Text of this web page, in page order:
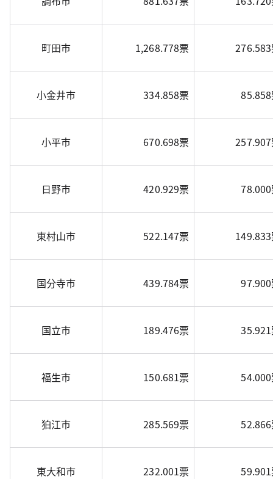
町田市 1,268.778票
小金井市 334.858票
小平市 670.698票
日野市 420.929票
東村山市 522.147票
国分寺市 439.784票
国立市 189.476票
福生市 150.681票
狛江市 285.569票
東大和市 232.001票